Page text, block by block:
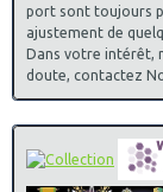
port sont toujours
ajustement de
Dans votre intérêt,
doute, contactez